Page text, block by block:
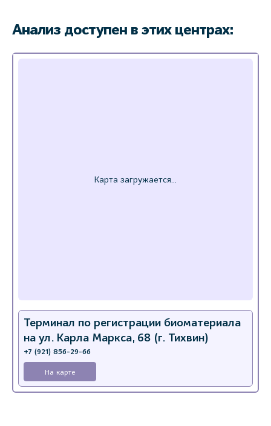
Анализ доступен в этих центрах:
Терминал по регистрации биоматериала
на ул. Карла Маркса, 68 (г. Тихвин)
+7 (921) 856-29-66
На карте